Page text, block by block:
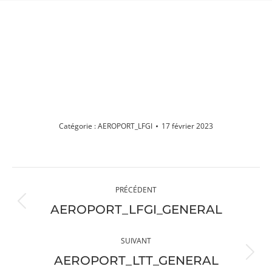
Catégorie :AEROPORT_LFGI 17 février 2023
album
PRÉCÉDENT
Album
:
AEROPORT_LFGI_GENERAL
SUIVANT
Album
AEROPORT_LTT_GENERAL